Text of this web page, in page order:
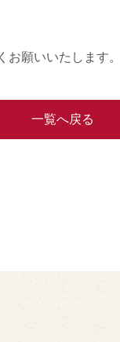
お願いいたします。
一覧へ戻る